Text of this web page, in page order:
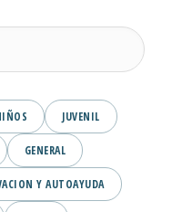
JUVENIL
GENERAL
Y AUTOAYUDA